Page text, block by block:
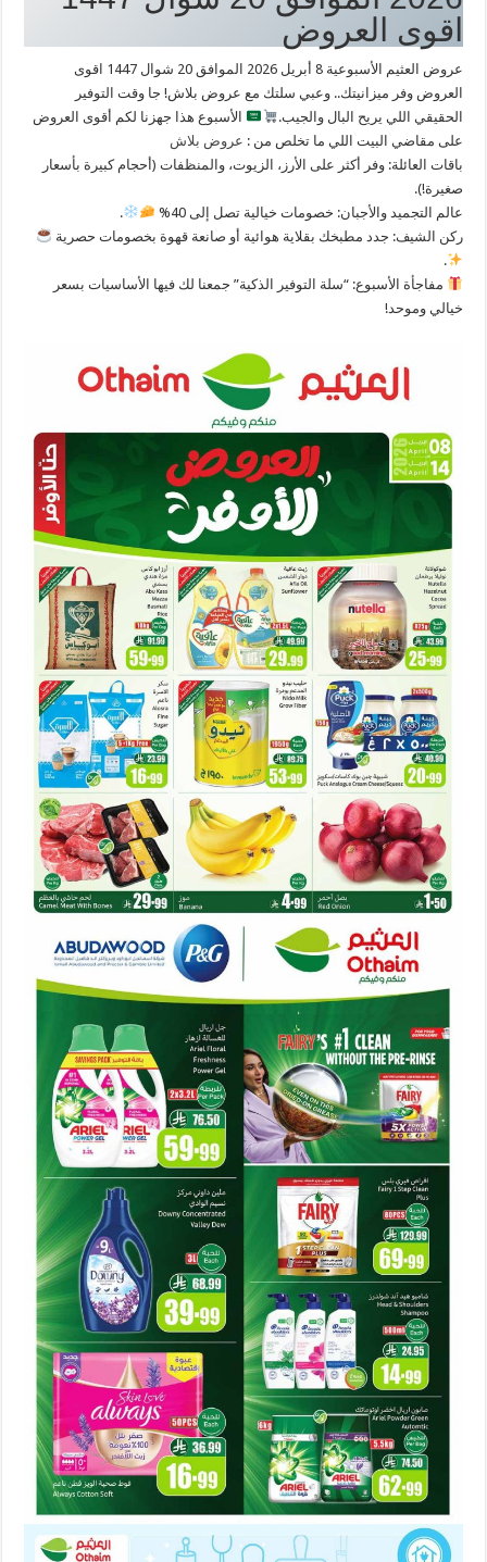
اقوى العروض
عروض العثيم الأسبوعية 8 أبريل 2026 الموافق 20 شوال 1447 اقوى
العروض وفر ميزانيتك.. وعبي سلتك مع عروض بلاش! جا وقت التوفير
الحقيقي اللي يريح البال والجيب.
الأسبوع هذا جهزنا لكم أقوى العروض
على مقاضي البيت اللي ما تخلص من : عروض بلاش
​باقات العائلة: وفر أكثر على الأرز، الزيوت، والمنظفات (أحجام كبيرة بأسعار
صغيرة!).
​عالم التجميد والأجبان: خصومات خيالية تصل إلى 40%
.
​ركن الشيف: جدد مطبخك بقلاية هوائية أو صانعة قهوة بخصومات حصرية
.
مفاجأة الأسبوع: “سلة التوفير الذكية” جمعنا لك فيها الأساسيات بسعر
خيالي وموحد!